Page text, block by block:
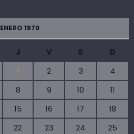
ENERO 1970
J V S
D
1
2 3
4
8 9 10
11
15 16 17
18
22 23 24
25